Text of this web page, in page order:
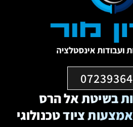
בשיטת אל הרס
ציוד טכנולוגי